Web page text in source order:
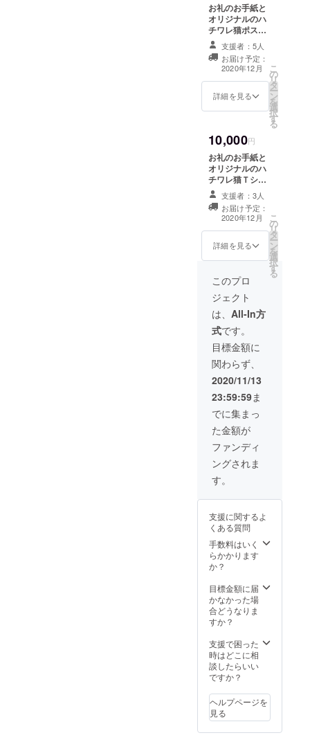
お礼のお手紙と
オリジナルのハ
チワレ猫ポスト
カードを送らせ
て頂こうと思い
ます。 （準備が
でき次第更新し
ます。） ※指定
の住所へ発送し
いたします。
支援者：5人
お届け予定：
2020年12月
詳細を見る
こ
の
リ
タ
ー
ン
を
選
択
す
る
10,000円
お礼のお手紙と
オリジナルのハ
チワレ猫Ｔシャ
ツ（Ｍサイズ）
を送らせて頂こ
うと思います。
（準備ができ次
第更新しま
す。） ※指定の
告」機能を使
い、経過報告を
いたします。
支援者：3人
お届け予定：
2020年12月
詳細を見る
こ
の
リ
タ
ー
ン
を
選
択
す
る
このプロ
ジェクト
は、 All-In方
式です。
目標金額に
関わらず、
2020/11/13
23:59:59ま
でに集まっ
た金額が
ファンディ
ングされま
す。
支援に関するよ
くある質問
手数料はいく
らかかります
か？
目標金額に届
かなかった場
合どうなりま
すか？
支援で困った
時はどこに相
談したらいい
ですか？
ヘルプページを
見る